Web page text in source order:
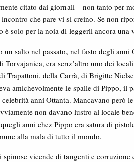
citato dai giornali – non tanto per
che pare vi si creino. Se non
è solo per la noia di leggerli ancora una
un salto nel passato, nel fasto degli
Torvajanica, era senz’altro uno dei
Trapattoni, della Carrà, di Brigitte
amichevolmente le spalle di Pippo, il
anni Ottanta. Mancavano però
non davano lustro al locale
anni chez Pippo era satura di
alla mala di tutto il mondo.
spinose vicende di tangenti e